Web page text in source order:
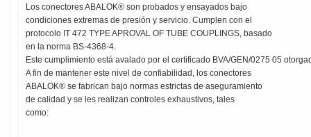
Los conectores ABALOK® son probados y ensayados bajo
condiciones extremas de presión y servicio. Cumplen con el
protocolo IT 472 TYPE APROVAL OF TUBE COUPLINGS, basado
en la norma BS-4368-4.
Este cumplimiento está avalado por el certificado BVA/GEN/0275 05
A fin de mantener este nivel de confiabilidad, los conectores
ABALOK® se fabrican bajo normas estrictas de aseguramiento
de calidad y se les realizan controles exhaustivos, tales
como: